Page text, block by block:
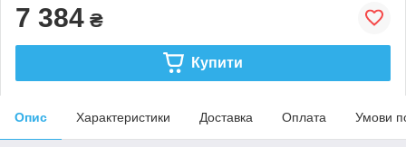
7 384 ₴
Купити
Опис Характеристики Доставка Оплата Умови